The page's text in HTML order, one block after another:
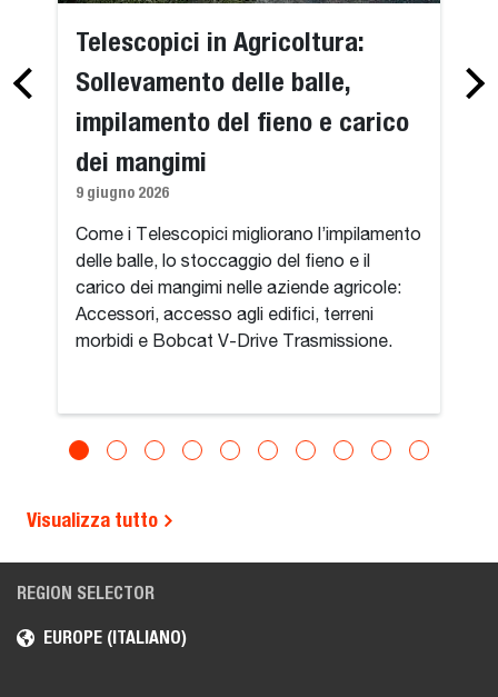
Telescopici in Agricoltura:
Sollevamento delle balle,
impilamento del fieno e carico
dei mangimi
9 giugno 2026
Come i Telescopici migliorano l’impilamento
delle balle, lo stoccaggio del fieno e il
carico dei mangimi nelle aziende agricole:
Accessori, accesso agli edifici, terreni
morbidi e Bobcat V-Drive Trasmissione.
Visualizza tutto
REGION SELECTOR
EUROPE (ITALIANO)